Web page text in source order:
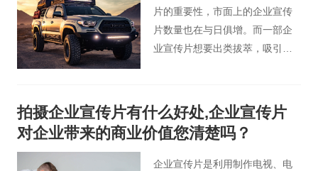
片的重要性，市面上的企业宣传
片数量也在与日俱增。而一部企
业宣传片想要出类拔萃，吸引住
要求。今天就由北京宣传片制作
公司小编来为各位分享下公司宣
传片拍摄制作思路方面的相关内
容。
拍摄企业宣传片有什么好处,企业宣传片
对企业带来的商业价值您清楚吗？
企业宣传片是利用制作电视、电